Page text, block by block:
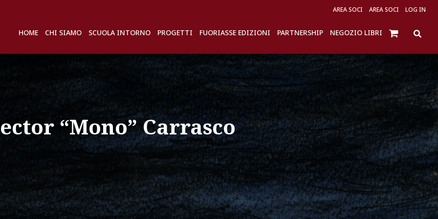
AREA SOCI AREA SOCI LOG IN
HOME CHI SIAMO SCUOLA INTORNO PROGETTI FUORIASSE EDIZIONI PARTNERSHIP NEGOZIO LIBRI
“Mono” Carrasco